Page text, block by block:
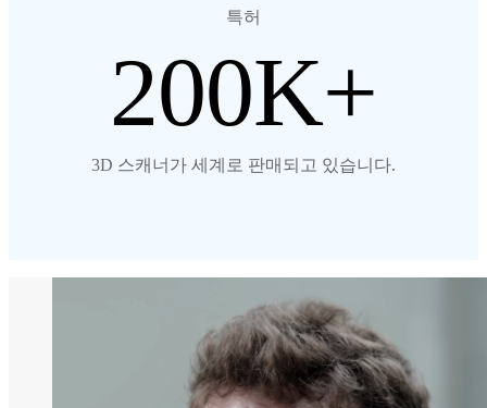
특허
200
3D 스캐너가 세계로 판매되고 있습니다.